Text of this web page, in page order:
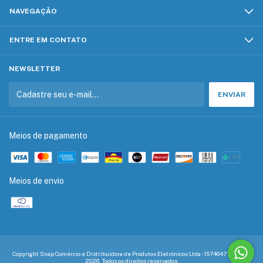
NAVEGAÇÃO
ENTRE EM CONTATO
NEWSLETTER
Meios de pagamento
Meios de envio
Copyright Snap Comércio e Distribuidora de Produtos Eletrônicos Ltda - 15746477000198 -
2026. Todos os direitos reservados.